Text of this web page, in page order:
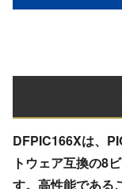
DFPIC166Xは、
トウェア互換の8
す。高性能である